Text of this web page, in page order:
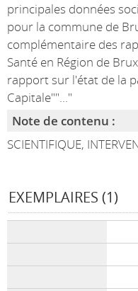
principales données
pour la commune de
complémentaire des
Santé en Région de
rapport sur l'état de la
Capitale""..."
Note de contenu :
SCIENTIFIQUE,
EXEMPLAIRES (1)